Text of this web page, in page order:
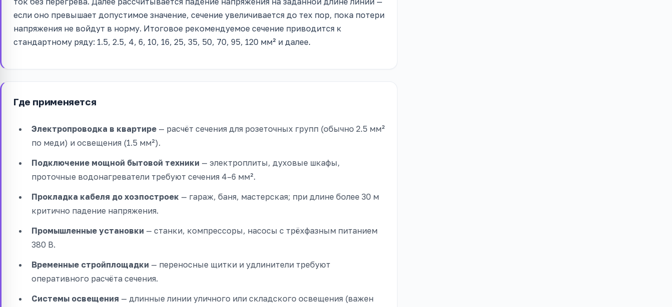
если оно превышает допустимое значение, сечение увеличивается до тех пор, пока потери
напряжения не войдут в норму. Итоговое рекомендуемое сечение приводится к
стандартному ряду: 1.5, 2.5, 4, 6, 10, 16, 25, 35, 50, 70, 95, 120 мм² и далее.
Где применяется
Электропроводка в квартире — расчёт сечения для розеточных групп (обычно 2.5 мм²
по меди) и освещения (1.5 мм²).
Подключение мощной бытовой техники — электроплиты, духовые шкафы,
проточные водонагреватели требуют сечения 4–6 мм².
Прокладка кабеля до хозпостроек — гараж, баня, мастерская; при длине более 30 м
критично падение напряжения.
Промышленные установки — станки, компрессоры, насосы с трёхфазным питанием
380 В.
Временные стройплощадки — переносные щитки и удлинители требуют
оперативного расчёта сечения.
Системы освещения — длинные линии уличного или складского освещения (важен